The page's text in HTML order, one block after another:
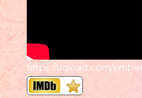
https://uqload.com/